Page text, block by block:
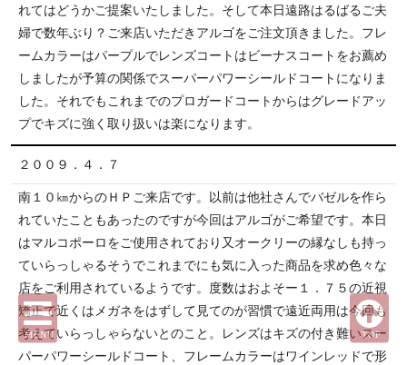
れてはどうかご提案いたしました。そして本日遠路はるばるご夫
婦で数年ぶり？ご来店いただきアルゴをご注文頂きました。フレ
ームカラーはパープルでレンズコートはビーナスコートをお薦め
しましたが予算の関係でスーパーパワーシールドコートになりま
した。それでもこれまでのプロガードコートからはグレードアッ
プでキズに強く取り扱いは楽になります。
２００９．４．７
南１０㎞からのＨＰご来店です。以前は他社さんでバゼルを作ら
れていたこともあったのですが今回はアルゴがご希望です。本日
はマルコポーロをご使用されており又オークリーの縁なしも持っ
ていらっしゃるそうでこれまでにも気に入った商品を求め色々な
店をご利用されているようです。度数はおよそー１．７５の近視
矯正で近くはメガネをはずして見てのが習慣で遠近両用は今回も
考えていらっしゃらないとのこと。レンズはキズの付き難いスー
パーパワーシールドコート、フレームカラーはワインレッドで形
TOP
MENU